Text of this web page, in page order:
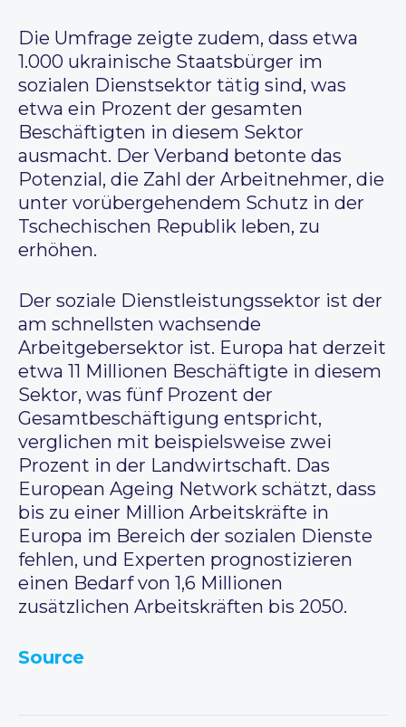
Die Umfrage zeigte zudem, dass etwa
1.000 ukrainische Staatsbürger im
sozialen Dienstsektor tätig sind, was
etwa ein Prozent der gesamten
Beschäftigten in diesem Sektor
ausmacht. Der Verband betonte das
Potenzial, die Zahl der Arbeitnehmer, die
unter vorübergehendem Schutz in der
Tschechischen Republik leben, zu
erhöhen.
Der soziale Dienstleistungssektor ist der
am schnellsten wachsende
Arbeitgebersektor ist. Europa hat derzeit
etwa 11 Millionen Beschäftigte in diesem
Sektor, was fünf Prozent der
Gesamtbeschäftigung entspricht,
verglichen mit beispielsweise zwei
Prozent in der Landwirtschaft. Das
European Ageing Network schätzt, dass
bis zu einer Million Arbeitskräfte in
Europa im Bereich der sozialen Dienste
fehlen, und Experten prognostizieren
einen Bedarf von 1,6 Millionen
zusätzlichen Arbeitskräften bis 2050.
Source